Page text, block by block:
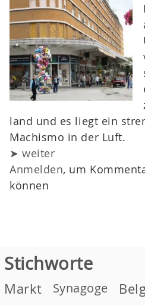
land und es liegt ein
Machismo in der Luft.
➤ weiter
Anmelden, um
können
Stichworte
Markt Synagoge